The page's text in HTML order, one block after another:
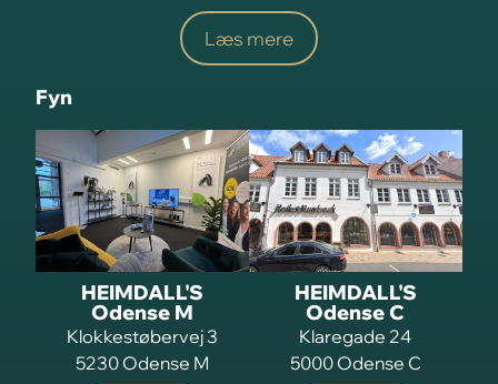
Læs mere
Fyn
HEIMDALL'S
Odense M
Klokkestøbervej 3
5230 Odense M
HEIMDALL'S
Odense C
Klaregade 24
5000 Odense C